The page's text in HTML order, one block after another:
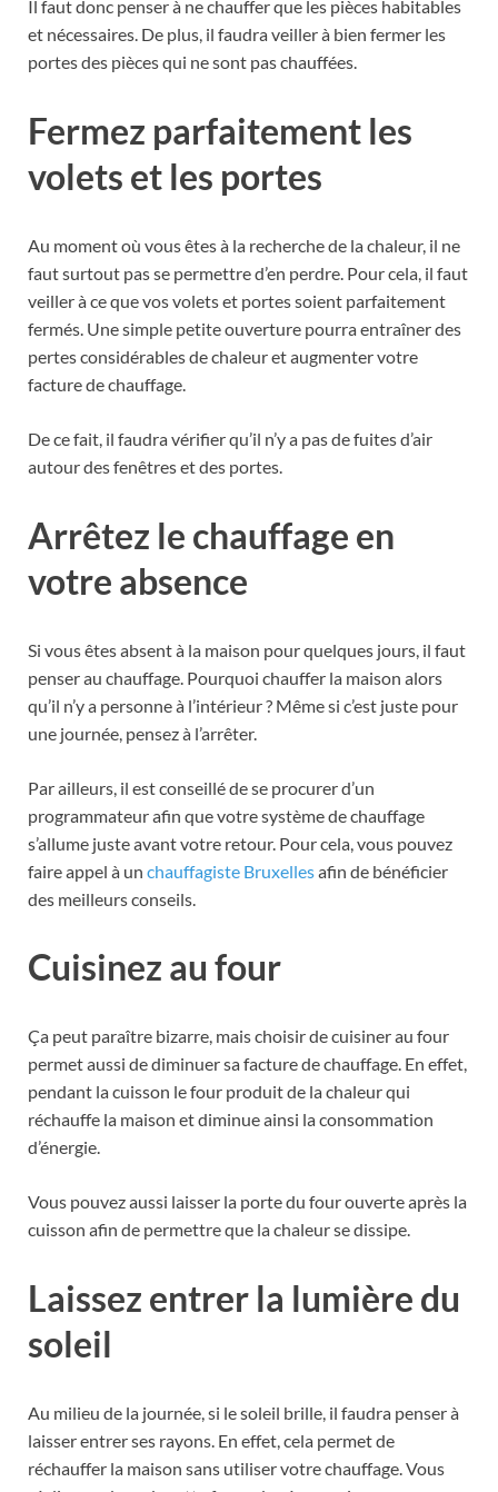
Il faut donc penser à ne chauffer que les pièces habitables
et nécessaires. De plus, il faudra veiller à bien fermer les
portes des pièces qui ne sont pas chauffées.
Fermez parfaitement les
volets et les portes
Au moment où vous êtes à la recherche de la chaleur, il ne
faut surtout pas se permettre d’en perdre. Pour cela, il faut
veiller à ce que vos volets et portes soient parfaitement
fermés. Une simple petite ouverture pourra entraîner des
pertes considérables de chaleur et augmenter votre
facture de chauffage.
De ce fait, il faudra vérifier qu’il n’y a pas de fuites d’air
autour des fenêtres et des portes.
Arrêtez le chauffage en
votre absence
Si vous êtes absent à la maison pour quelques jours, il faut
penser au chauffage. Pourquoi chauffer la maison alors
qu’il n’y a personne à l’intérieur ? Même si c’est juste pour
une journée, pensez à l’arrêter.
Par ailleurs, il est conseillé de se procurer d’un
programmateur afin que votre système de chauffage
s’allume juste avant votre retour. Pour cela, vous pouvez
faire appel à un chauffagiste Bruxellesafin de bénéficier
des meilleurs conseils.
Cuisinez au four
Ça peut paraître bizarre, mais choisir de cuisiner au four
permet aussi de diminuer sa facture de chauffage. En effet,
pendant la cuisson le four produit de la chaleur qui
réchauffe la maison et diminue ainsi la consommation
d’énergie.
Vous pouvez aussi laisser la porte du four ouverte après la
cuisson afin de permettre que la chaleur se dissipe.
Laissez entrer la lumière du
soleil
Au milieu de la journée, si le soleil brille, il faudra penser à
laisser entrer ses rayons. En effet, cela permet de
réchauffer la maison sans utiliser votre chauffage. Vous